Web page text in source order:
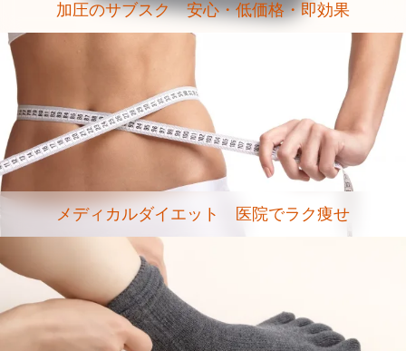
加圧のサブスク 安心・低価格・即効果
メディカルダイエット 医院でラク痩せ